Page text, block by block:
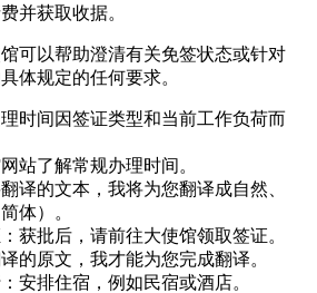
并获取收据。
可以帮助澄清有关免签状态或针对
体规定的任何要求。
时间因签证类型和当前工作负荷而
站了解常规办理时间。
译的文本，我将为您翻译成自然、
体）。
获批后，请前往大使馆领取签证。
的原文，我才能为您完成翻译。
安排住宿，例如民宿或酒店。